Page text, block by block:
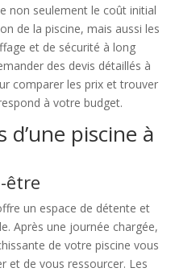
non seulement le coût initial
de la piscine, mais aussi les
et de sécurité à long
des devis détaillés à
comparer les prix et trouver
à votre budget.
d’une piscine à
être
un espace de détente et
Après une journée chargée,
de votre piscine vous
et de vous ressourcer. Les